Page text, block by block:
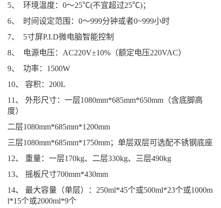
5、 环境温度：0～25℃(不宜超过25℃)；
6、 时间设定范围：0～999分钟或者0~999小时
7、 5寸屏P.I.D微电脑智能控制
8、 电源电压：AC220V±10%（额定电压220VAC）
9、 功率：1500W
10、 容积：200L
11、 外形尺寸：一层1080mm*685mm*650mm（含底脚高
度）
二层1080mm*685mm*1200mm
三层1080mm*685mm*1750mm；单层双层可选配不锈钢底座
12、 重量：一层170kg、二层330kg、三层490kg
13、 摇板尺寸700mm*430mm
14、 最大容量（单层）：250ml*45个或500ml*23个或1000m
l*15个或2000ml*9个